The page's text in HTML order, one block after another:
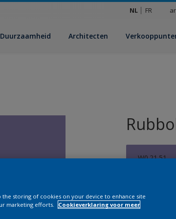
NL FR
Duurzaamheid Architecten
W0.21.51
the storing of cookies on your device to enhance site
marketing efforts.
Cookieverklaring voor meer